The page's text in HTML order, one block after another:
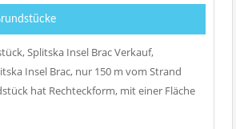
Splitska Insel Brac Verkauf,
Insel Brac, nur 150 m vom Strand
hat Rechteckform, mit einer Fläche